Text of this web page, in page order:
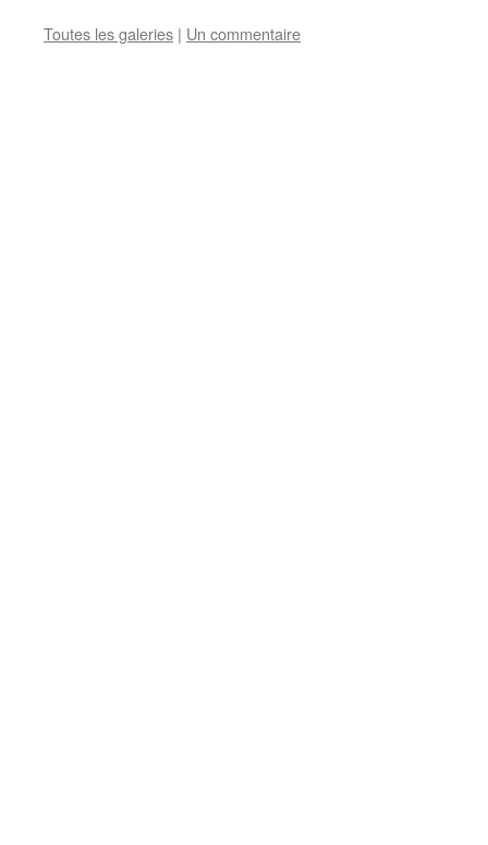
Toutes les galeries | Un commentaire